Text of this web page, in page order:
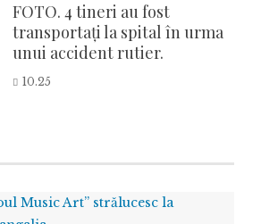
FOTO. 4 tineri au fost
transportați la spital în urma
unui accident rutier.
10.25